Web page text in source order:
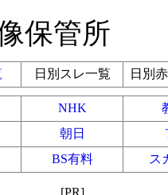
保管所
日別スレ一覧 日別
NHK
朝日
BS有料 ス
[PR]